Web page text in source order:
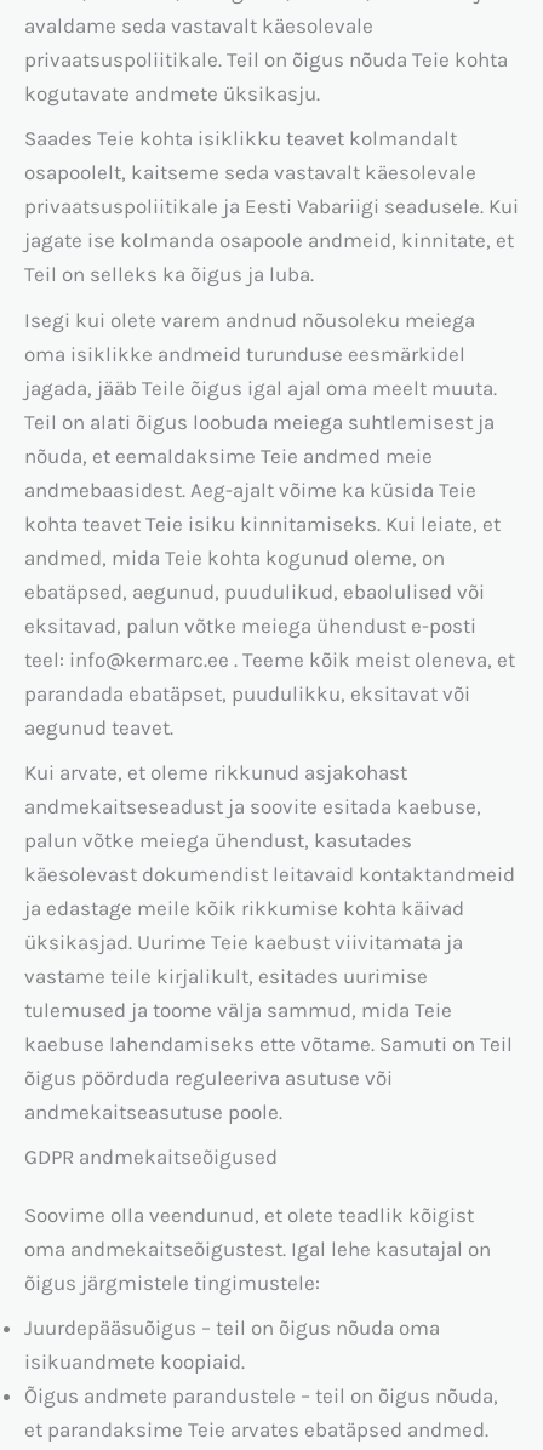
avaldame seda vastavalt käesolevale
privaatsuspoliitikale. Teil on õigus nõuda Teie kohta
kogutavate andmete üksikasju.
Saades Teie kohta isiklikku teavet kolmandalt
osapoolelt, kaitseme seda vastavalt käesolevale
privaatsuspoliitikale ja Eesti Vabariigi seadusele. Kui
jagate ise kolmanda osapoole andmeid, kinnitate, et
Teil on selleks ka õigus ja luba.
Isegi kui olete varem andnud nõusoleku meiega
oma isiklikke andmeid turunduse eesmärkidel
jagada, jääb Teile õigus igal ajal oma meelt muuta.
Teil on alati õigus loobuda meiega suhtlemisest ja
nõuda, et eemaldaksime Teie andmed meie
andmebaasidest. Aeg-ajalt võime ka küsida Teie
kohta teavet Teie isiku kinnitamiseks. Kui leiate, et
andmed, mida Teie kohta kogunud oleme, on
ebatäpsed, aegunud, puudulikud, ebaolulised või
eksitavad, palun võtke meiega ühendust e-posti
teel: info@kermarc.ee . Teeme kõik meist oleneva, et
parandada ebatäpset, puudulikku, eksitavat või
aegunud teavet.
Kui arvate, et oleme rikkunud asjakohast
andmekaitseseadust ja soovite esitada kaebuse,
palun võtke meiega ühendust, kasutades
käesolevast dokumendist leitavaid kontaktandmeid
ja edastage meile kõik rikkumise kohta käivad
üksikasjad. Uurime Teie kaebust viivitamata ja
vastame teile kirjalikult, esitades uurimise
tulemused ja toome välja sammud, mida Teie
kaebuse lahendamiseks ette võtame. Samuti on Teil
õigus pöörduda reguleeriva asutuse või
andmekaitseasutuse poole.
GDPR andmekaitseõigused
Soovime olla veendunud, et olete teadlik kõigist
oma andmekaitseõigustest. Igal lehe kasutajal on
õigus järgmistele tingimustele:
Juurdepääsuõigus – teil on õigus nõuda oma
isikuandmete koopiaid.
Õigus andmete parandustele – teil on õigus nõuda,
et parandaksime Teie arvates ebatäpsed andmed.